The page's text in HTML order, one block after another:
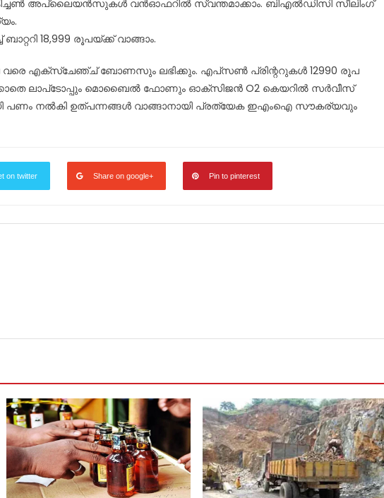
കിച്ചണ്‍ അപ്ലൈയന്‍സുകള്‍ വന്‍ഓഫറില്‍ സ്വന്തമാക്കാം. ബിഎല്‍ഡിസി സീലിംഗ്
18,999 രൂപയ്ക്ക് വാങ്ങാം.
വരെ എക്‌സ്‌ചേഞ്ച് ബോണസും ലഭിക്കും. എപ്‌സണ്‍ പ്രിന്ററുകള്‍ 12990 രൂപ
ലാപ്‌ടോപ്പും മൊബൈല്‍ ഫോണും ഓക്‌സിജന്‍ O2 കെയറില്‍ സര്‍വീസ്
നല്‍കി ഉത്പന്നങ്ങള്‍ വാങ്ങാനായി പ്രത്യേക ഇഎംഐ സൗകര്യവും
on twitter Share on google+ Pin to pinterest